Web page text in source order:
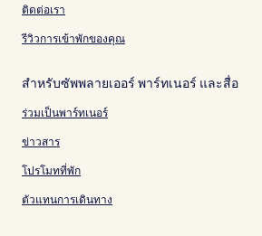
ติดต่อเรา
รีวิวการเข้าพักของคุณ
สำหรับซัพพลายเออร์ พาร์ทเนอร์ และสื่อ
ร่วมเป็นพาร์ทเนอร์
ข่าวสาร
โปรโมทที่พัก
ตัวแทนการเดินทาง